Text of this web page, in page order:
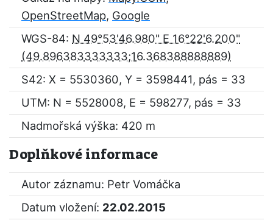
OpenStreetMap, Google
WGS-84: N 49°53'46.980" E 16°22'6.200"
S42: X = 5530360, Y = 3598441, pás = 33
UTM: N = 5528008, E = 598277, pás = 33
Nadmořská výška: 420 m
Doplňkové informace
Autor záznamu: Petr Vomáčka
Datum vložení: 22.02.2015